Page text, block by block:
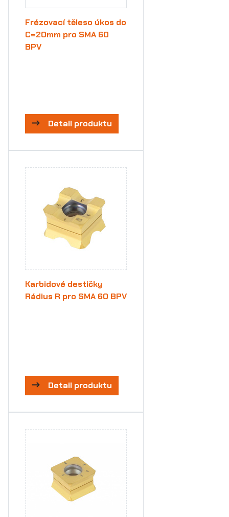
Frézovací těleso úkos do
C=20mm pro SMA 60
BPV
Detail produktu
Karbidové destičky
Rádius R pro SMA 60 BPV
Detail produktu